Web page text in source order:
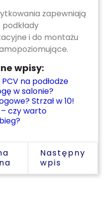
zapewniają
i do montażu
wpisy:
na podłodze
w salonie?
Strzał w 10!
– czy warto
Następny
wpis